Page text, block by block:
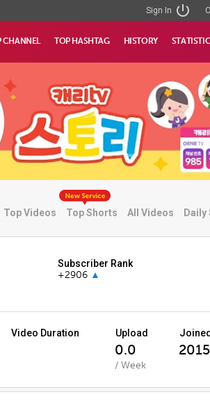
Sign In
CHANNEL TOP HASHTAG HISTORY
Top Videos Top Shorts All Videos Daily
Subscriber Rank
+2906
Video Duration Upload Joined
0.0
/ Week